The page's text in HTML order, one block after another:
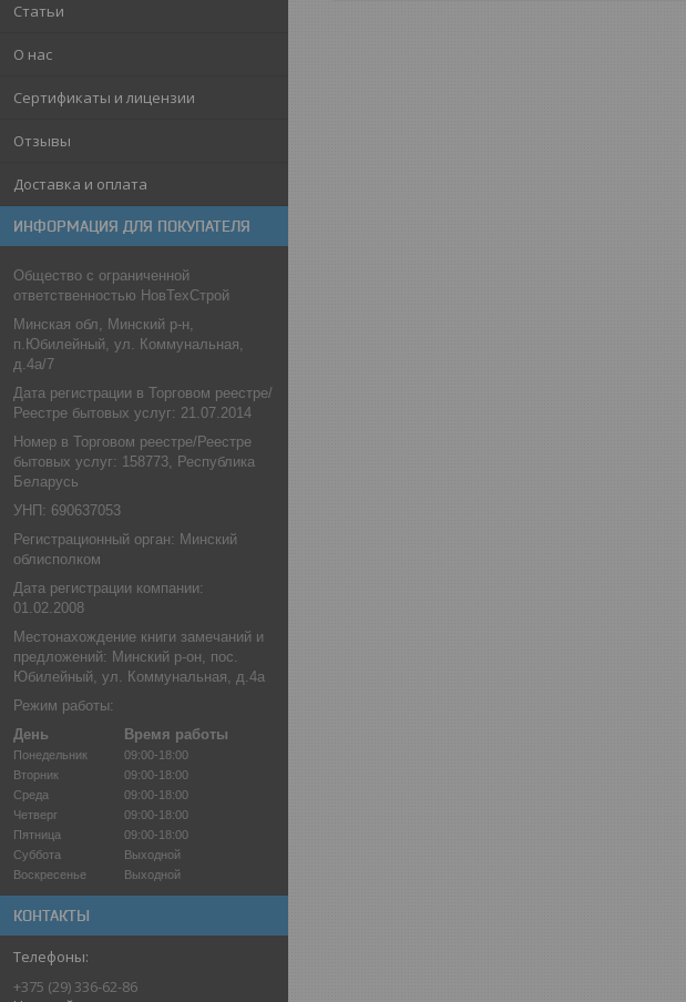
Статьи
О нас
Сертификаты и лицензии
Отзывы
Доставка и оплата
ИНФОРМАЦИЯ ДЛЯ ПОКУПАТЕЛЯ
Общество с ограниченной
ответственностью НовТехСтрой
Минская обл, Минский р-н,
п.Юбилейный, ул. Коммунальная,
д.4а/7
Дата регистрации в Торговом реестре/
Реестре бытовых услуг: 21.07.2014
Номер в Торговом реестре/Реестре
бытовых услуг: 158773, Республика
Беларусь
УНП: 690637053
Регистрационный орган: Минский
облисполком
Дата регистрации компании:
01.02.2008
Местонахождение книги замечаний и
предложений: Минский р-он, пос.
Юбилейный, ул. Коммунальная, д.4а
Режим работы:
День
Время работы
Понедельник
09:00-18:00
Вторник
09:00-18:00
Среда
09:00-18:00
Четверг
09:00-18:00
Пятница
09:00-18:00
Суббота
Выходной
Воскресенье
Выходной
КОНТАКТЫ
+375 (29) 336-62-86